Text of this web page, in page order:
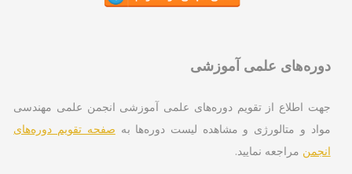
علمی آموزشی
اطلاع از تقویم دوره‌های علمی آموزشی انجمن علمی مهندسی
و متالورژی و مشاهده لیست دوره‌ها بهصفحه تقویم دوره‌های
مراجعه نمایید.